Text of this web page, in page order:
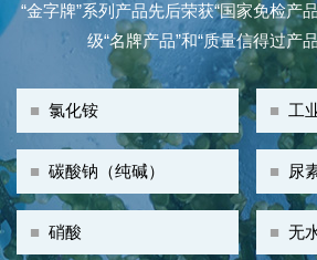
“金字牌”系列产品先后荣获“国家免检产
级“名牌产品”和“质量信得过产
■ 工
■ 氯化铵
■ 尿
■ 碳酸钠（纯碱）
■无
■ 硝酸